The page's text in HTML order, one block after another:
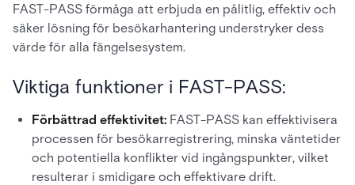
FAST-PASS förmåga att erbjuda en pålitlig, effektiv och
säker lösning för besökarhantering understryker dess
värde för alla fängelsesystem.
Viktiga funktioner i FAST-PASS:
Förbättrad effektivitet: FAST-PASS kan effektivisera
processen för besökarregistrering, minska väntetider
och potentiella konflikter vid ingångspunkter, vilket
resulterar i smidigare och effektivare drift.